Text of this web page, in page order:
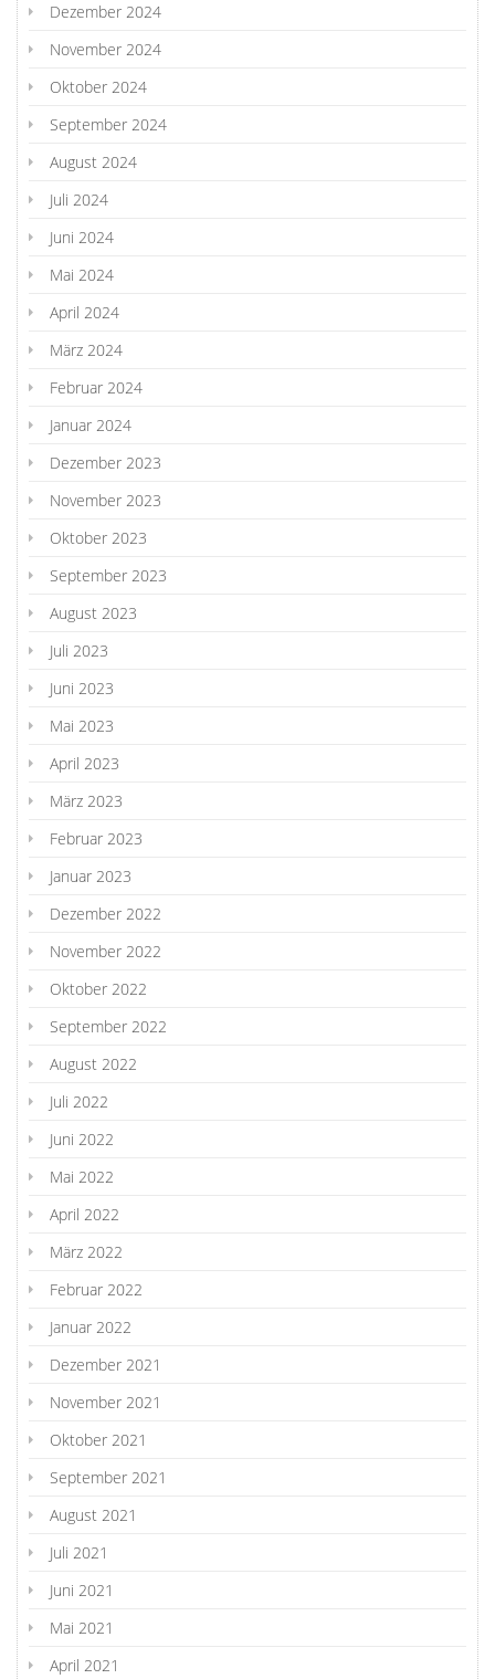
Dezember 2024
November 2024
Oktober 2024
September 2024
August 2024
Juli 2024
Juni 2024
Mai 2024
April 2024
März 2024
Februar 2024
Januar 2024
Dezember 2023
November 2023
Oktober 2023
September 2023
August 2023
Juli 2023
Juni 2023
Mai 2023
April 2023
März 2023
Februar 2023
Januar 2023
Dezember 2022
November 2022
Oktober 2022
September 2022
August 2022
Juli 2022
Juni 2022
Mai 2022
April 2022
März 2022
Februar 2022
Januar 2022
Dezember 2021
November 2021
Oktober 2021
September 2021
August 2021
Juli 2021
Juni 2021
Mai 2021
April 2021